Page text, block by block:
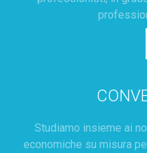
Studiamo insieme ai
economiche su misura